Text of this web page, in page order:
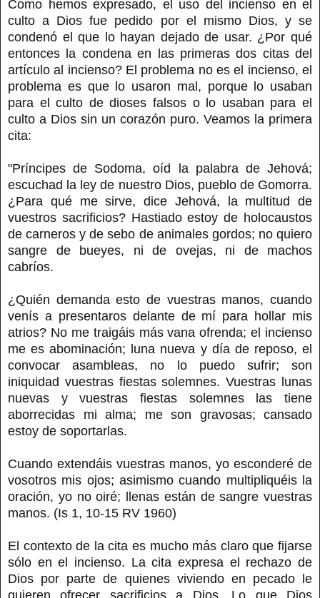
Como hemos expresado, el uso del incienso en el
culto a Dios fue pedido por el mismo Dios, y se
condenó el que lo hayan dejado de usar. ¿Por qué
entonces la condena en las primeras dos citas del
artículo al incienso? El problema no es el incienso, el
problema es que lo usaron mal, porque lo usaban
para el culto de dioses falsos o lo usaban para el
culto a Dios sin un corazón puro. Veamos la primera
cita:
"Príncipes de Sodoma, oíd la palabra de Jehová;
escuchad la ley de nuestro Dios, pueblo de Gomorra.
¿Para qué me sirve, dice Jehová, la multitud de
vuestros sacrificios? Hastiado estoy de holocaustos
de carneros y de sebo de animales gordos; no quiero
sangre de bueyes, ni de ovejas, ni de machos
cabríos.
¿Quién demanda esto de vuestras manos, cuando
venís a presentaros delante de mí para hollar mis
atrios? No me traigáis más vana ofrenda; el incienso
me es abominación; luna nueva y día de reposo, el
convocar asambleas, no lo puedo sufrir; son
iniquidad vuestras fiestas solemnes. Vuestras lunas
nuevas y vuestras fiestas solemnes las tiene
aborrecidas mi alma; me son gravosas; cansado
estoy de soportarlas.
Cuando extendáis vuestras manos, yo esconderé de
vosotros mis ojos; asimismo cuando multipliquéis la
oración, yo no oiré; llenas están de sangre vuestras
manos. (Is 1, 10-15 RV 1960)
El contexto de la cita es mucho más claro que fijarse
sólo en el incienso. La cita expresa el rechazo de
Dios por parte de quienes viviendo en pecado le
quieren ofrecer sacrificios a Dios. Lo que Dios